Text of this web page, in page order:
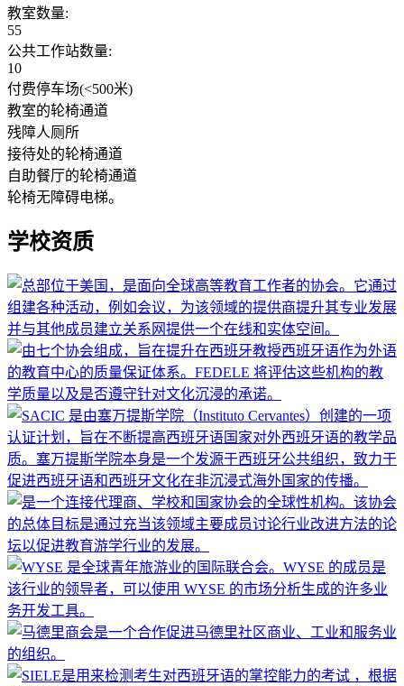
教室数量:
55
公共工作站数量:
10
付费停车场(<500米)
教室的轮椅通道
残障人厕所
接待处的轮椅通道
自助餐厅的轮椅通道
轮椅无障碍电梯。
学校资质